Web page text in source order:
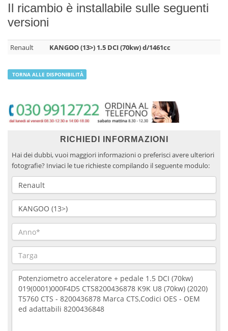
Il ricambio è installabile sulle seguenti
versioni
Renault KANGOO (13>) 1.5 DCI (70kw) d/1461cc
TORNA ALLE DISPONIBILITÀ
RICHIEDI INFORMAZIONI
Hai dei dubbi, vuoi maggiori informazioni o preferisci avere ulteriori
fotografie? Inviaci le tue richieste compilando il seguente modulo: